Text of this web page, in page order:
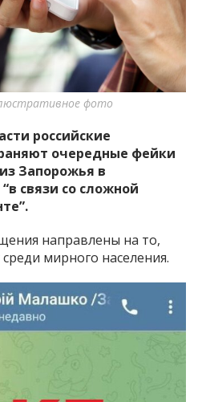
информацию о событиях
Запорожья и области.
фото
российские
очередные фейки
Запорожья в
связи со сложной
направлены на то,
мирного населения.